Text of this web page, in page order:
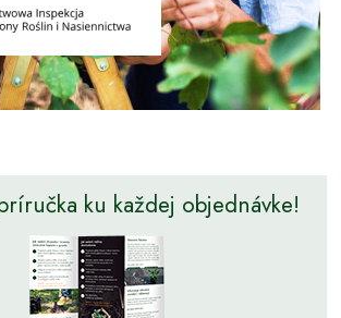
ku každej objednávke!